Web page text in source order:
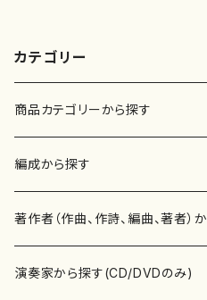
カテゴリー
商品カテゴリーから探す
楽譜
書籍
書籍
CD・DVD
編成から探す
邦楽器
箏・琴（ソロ）
合唱
著作者（作曲、作詩、編曲、著者）
あ行
演奏家から探す(CD/DVDのみ)